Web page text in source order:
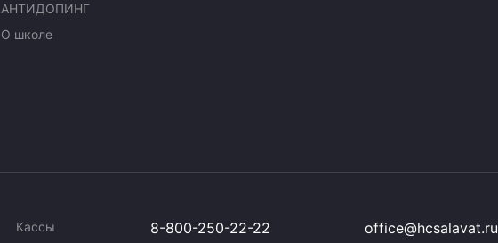
АНТИДОПИНГ
О школе
Кассы 8-800-250-22-22 office@hcsalavat.ru